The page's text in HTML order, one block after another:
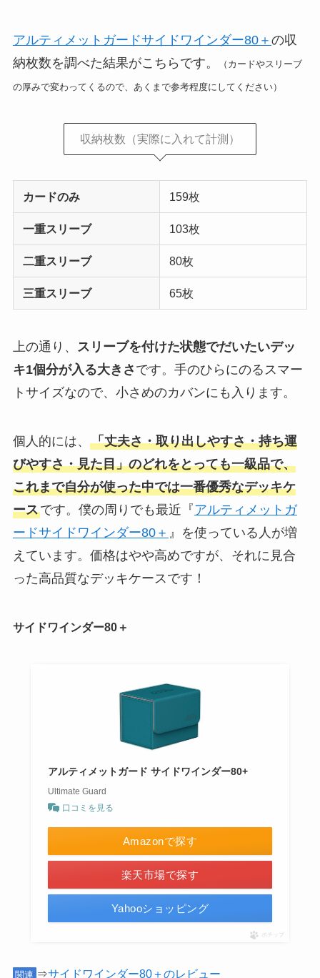
アルティメットガードサイドワインダー80＋ の収
納枚数を調べた結果がこちらです。
（カードやスリーブ
の厚みで変わってくるので、あくまで参考程度にしてください）
収納枚数（実際に入れて計測）
カードのみ 159枚
一重スリーブ 103枚
二重スリーブ 80枚
三重スリーブ 65枚
上の通り、 スリーブを付けた状態でだいたいデッ
キ1個分が入る大きさ です。手のひらにのるスマー
トサイズなので、小さめのカバンにも入ります。
個人的には、 「丈夫さ・取り出しやすさ・持ち運
びやすさ・見た目」のどれをとっても一級品で、
これまで自分が使った中では一番優秀なデッキケ
ースです。僕の周りでも最近『アルティメットガ
ードサイドワインダー80＋ 』を使っている人が増
えています。価格はやや高めですが、それに見合
った高品質なデッキケースです！
サイドワインダー80＋
アルティメットガード サイドワインダー80+
Ultimate Guard
口コミを見る
Amazonで探す
楽天市場で探す
Yahooショッピング
ポチップ
関連 ⇒サイドワインダー80＋のレビュー